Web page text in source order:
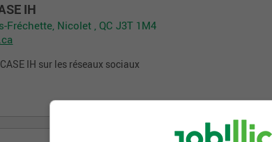
IH
Fréchette, Nicolet , QC J3T 1M4
IH sur les réseaux sociaux